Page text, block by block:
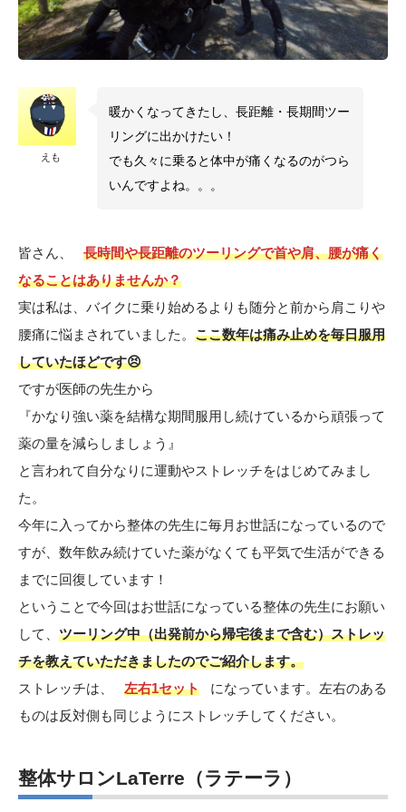
えも
暖かくなってきたし、長距離・長期間ツー
リングに出かけたい！
でも久々に乗ると体中が痛くなるのがつら
いんですよね。。。
皆さん、
長時間や長距離のツーリングで首や肩、腰が痛く
なることはありませんか？
実は私は、バイクに乗り始めるよりも随分と前から肩こりや
腰痛に悩まされていました。 ここ数年は痛み止めを毎日服用
していたほどです😣
ですが医師の先生から
『かなり強い薬を結構な期間服用し続けているから頑張って
薬の量を減らしましょう』
と言われて自分なりに運動やストレッチをはじめてみまし
た。
今年に入ってから整体の先生に毎月お世話になっているので
すが、数年飲み続けていた薬がなくても平気で生活ができる
までに回復しています！
ということで今回はお世話になっている整体の先生にお願い
して、 ツーリング中（出発前から帰宅後まで含む）ストレッ
チを教えていただきましたのでご紹介します。
ストレッチは、
左右1セット
になっています。左右のある
ものは反対側も同じようにストレッチしてください。
整体サロンLaTerre（ラテーラ）